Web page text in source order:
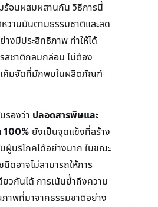
ร้อนผสมผสานกัน วิธีการนี้
วานมันตามธรรมชาติและลด
างมีประสิทธิภาพ ทำให้ได้
สชาติกลมกล่อม ไม่ต้อง
เค็มจัดที่มักพบในผลิตภัณฑ์
รองว่า ปลอดสารพิษและ
100% ยังเป็นจุดแข็งที่สร้าง
ผู้บริโภคได้อย่างมาก ในขณะ
อาจไม่สามารถให้การ
ยวกันได้ การเน้นย้ำถึงความ
าพที่มาจากธรรมชาติอย่าง